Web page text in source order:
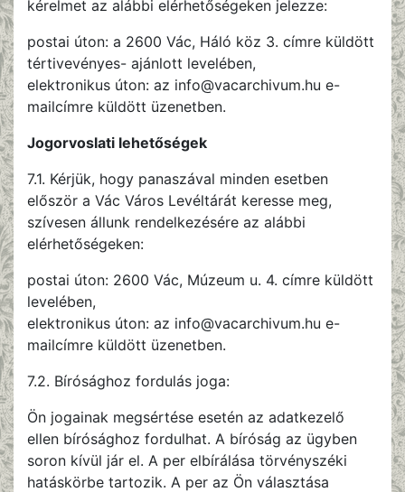
kérelmet az alábbi elérhetőségeken jelezze:
postai úton: a 2600 Vác, Háló köz 3. címre küldött
tértivevényes- ajánlott levelében,
elektronikus úton: az info@vacarchivum.hu e-
mailcímre küldött üzenetben.
Jogorvoslati lehetőségek
7.1. Kérjük, hogy panaszával minden esetben
először a Vác Város Levéltárát keresse meg,
szívesen állunk rendelkezésére az alábbi
elérhetőségeken:
postai úton: 2600 Vác, Múzeum u. 4. címre küldött
levelében,
elektronikus úton: az info@vacarchivum.hu e-
mailcímre küldött üzenetben.
7.2. Bírósághoz fordulás joga:
Ön jogainak megsértése esetén az adatkezelő
ellen bírósághoz fordulhat. A bíróság az ügyben
soron kívül jár el. A per elbírálása törvényszéki
hatáskörbe tartozik. A per az Ön választása